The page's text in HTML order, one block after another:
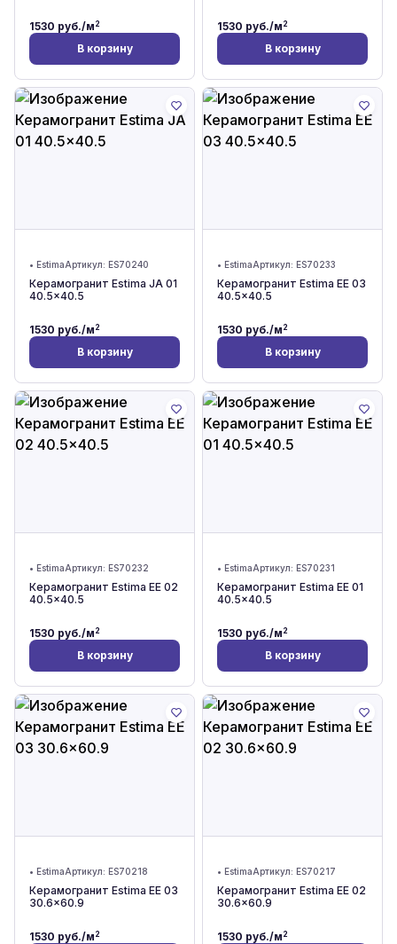
1530 руб./м2
В корзину
1530 руб./м2
В корзину
• EstimaАртикул: ES70240
Керамогранит Estima JA 01
40.5x40.5
1530 руб./м2
В корзину
• EstimaАртикул: ES70233
Керамогранит Estima EE 03
40.5x40.5
1530 руб./м2
В корзину
• EstimaАртикул: ES70232
Керамогранит Estima EE 02
40.5x40.5
1530 руб./м2
В корзину
• EstimaАртикул: ES70231
Керамогранит Estima EE 01
40.5x40.5
1530 руб./м2
В корзину
• EstimaАртикул: ES70218
Керамогранит Estima EE 03
30.6x60.9
1530 руб./м2
• EstimaАртикул: ES70217
Керамогранит Estima EE 02
30.6x60.9
1530 руб./м2